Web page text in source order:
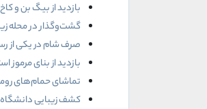
بازدید از بیگ بن و
گشت‌وگذار در محله
صرف شام در یکی از
بازدید از بنای مرموز
تماشای حمام‌های
کشف زیبایی